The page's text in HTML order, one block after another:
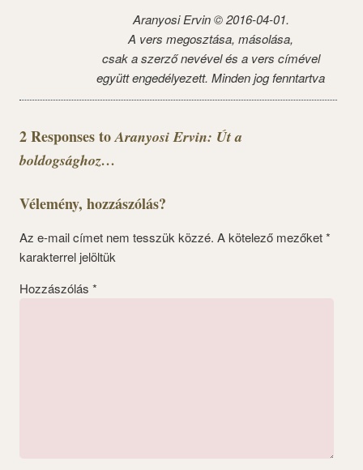
Aranyosi Ervin © 2016-04-01.
A vers megosztása, másolása,
csak a szerző nevével és a vers címével
együtt engedélyezett. Minden jog fenntartva
2 Responses toAranyosi Ervin: Út a
boldogsághoz…
Vélemény, hozzászólás?
Az e-mail címet nem tesszük közzé. A kötelező mezőket*
karakterrel jelöltük
Hozzászólás *